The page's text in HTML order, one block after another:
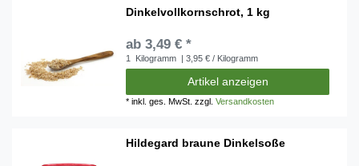
Dinkelvollkornschrot, 1 kg
ab 3,49 € *
1 Kilogramm | 3,95 € / Kilogramm
Artikel anzeigen
*inkl. ges. MwSt. zzgl.Versandkosten
Hildegard braune Dinkelsoße